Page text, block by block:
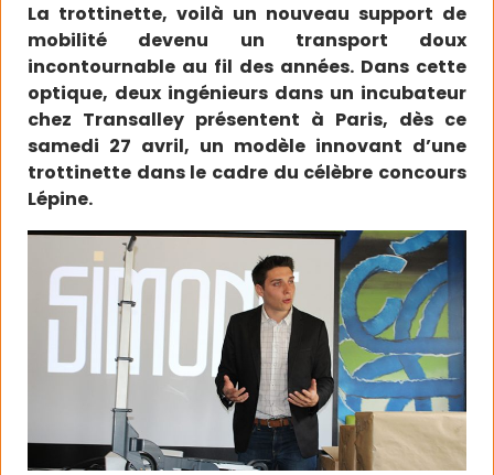
La trottinette, voilà un nouveau support de
mobilité devenu un transport doux
incontournable au fil des années. Dans cette
optique, deux ingénieurs dans un incubateur
chez Transalley présentent à Paris, dès ce
samedi 27 avril, un modèle innovant d’une
trottinette dans le cadre du célèbre concours
Lépine.